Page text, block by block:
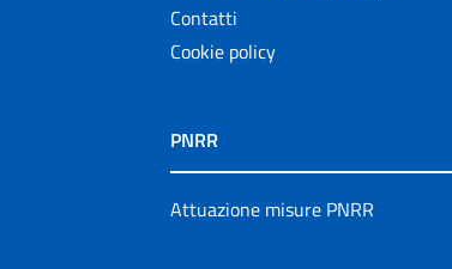
Contatti
Cookie policy
PNRR
Attuazione misure PNRR